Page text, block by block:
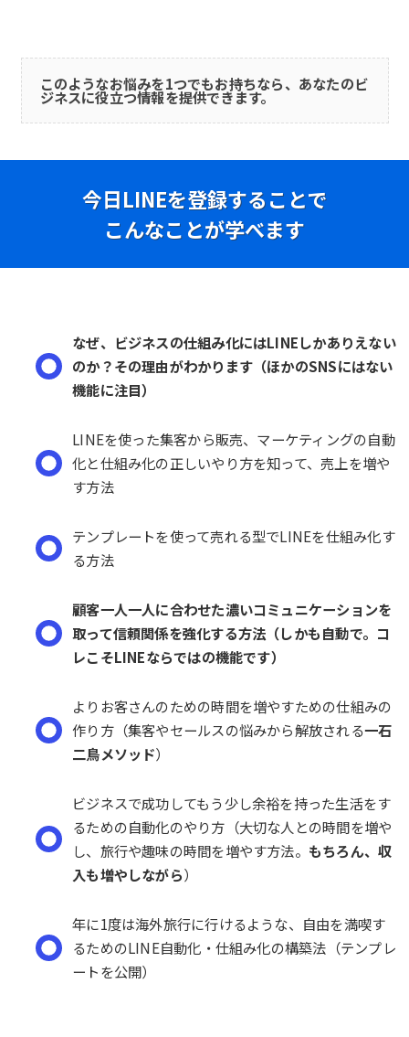
このようなお悩みを1つでもお持ちなら、あなたのビ
ジネスに役立つ情報を提供できます。
今日LINEを登録することで
こんなことが学べます
なぜ、ビジネスの仕組み化にはLINEしかありえない
のか？その理由がわかります（ほかのSNSにはない
機能に注目）
LINEを使った集客から販売、マーケティングの自動
化と仕組み化の正しいやり方を知って、売上を増や
す方法
テンプレートを使って売れる型でLINEを仕組み化す
る方法
顧客一人一人に合わせた濃いコミュニケーションを
取って信頼関係を強化する方法（しかも自動で。コ
レこそLINEならではの機能です）
よりお客さんのための時間を増やすための仕組みの
作り方（集客やセールスの悩みから解放される一石
二鳥メソッド）
ビジネスで成功してもう少し余裕を持った生活をす
るための自動化のやり方（大切な人との時間を増や
し、旅行や趣味の時間を増やす方法。 もちろん、収
入も増やしながら）
年に1度は海外旅行に行けるような、自由を満喫す
るためのLINE自動化・仕組み化の構築法（テンプレ
ートを公開）